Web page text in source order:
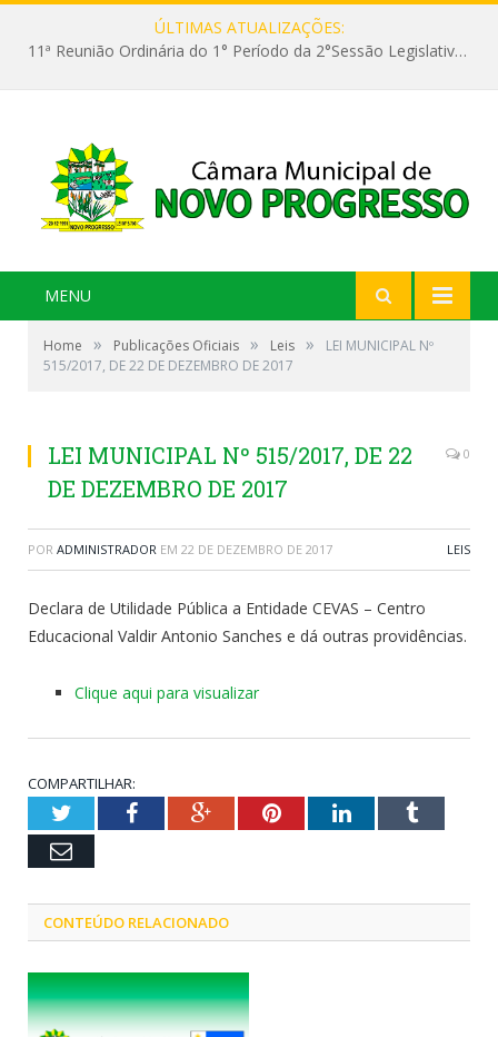
ÚLTIMAS ATUALIZAÇÕES:
11ª Reunião Ordinária do 1° Período da 2°Sessão Legislativa da 9ª Legislatura do Poder Legislativo
MENU
Home » Publicações Oficiais » Leis »
LEI MUNICIPAL Nº
515/2017, DE 22 DE DEZEMBRO DE 2017
LEI MUNICIPAL Nº 515/2017, DE 22
DE DEZEMBRO DE 2017
0
POR ADMINISTRADOR EM 22 DE DEZEMBRO DE 2017 LEIS
Declara de Utilidade Pública a Entidade CEVAS – Centro
Educacional Valdir Antonio Sanches e dá outras providências.
Clique aqui para visualizar
COMPARTILHAR:
TwitterFacebookGoogle+PinterestLinkedInTumblr
Email
CONTEÚDO RELACIONADO